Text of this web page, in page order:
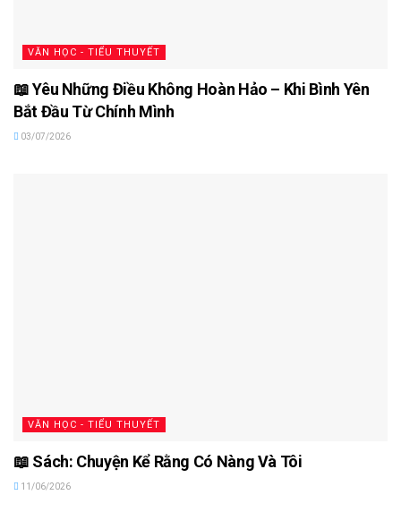
VĂN HỌC - TIỂU THUYẾT
📖 Yêu Những Điều Không Hoàn Hảo – Khi Bình Yên
Bắt Đầu Từ Chính Mình
03/07/2026
VĂN HỌC - TIỂU THUYẾT
📖 Sách: Chuyện Kể Rằng Có Nàng Và Tôi
11/06/2026